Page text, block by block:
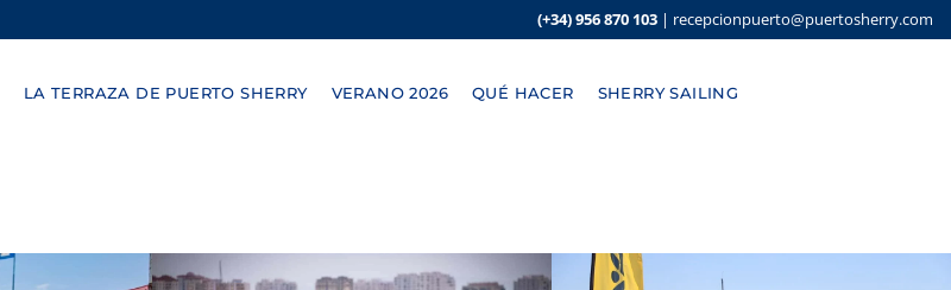
(+34) 956 870 103 | recepcionpuerto@puertosherry.com
LA TERRAZA DE PUERTO SHERRY VERANO 2026 QUÉ HACER SHERRY SAILING